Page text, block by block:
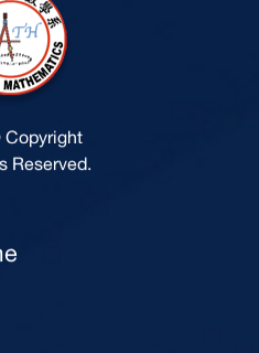
Reserved.